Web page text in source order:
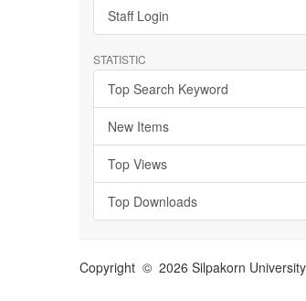
Staff Login
STATISTIC
Top Search Keyword
New Items
Top Views
Top Downloads
Copyright © 2026 Silpakorn